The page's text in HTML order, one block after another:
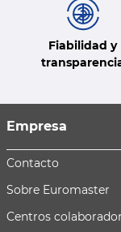
Fiabilidad y
Empresa
Contacto
Sobre Euromaster
Centros